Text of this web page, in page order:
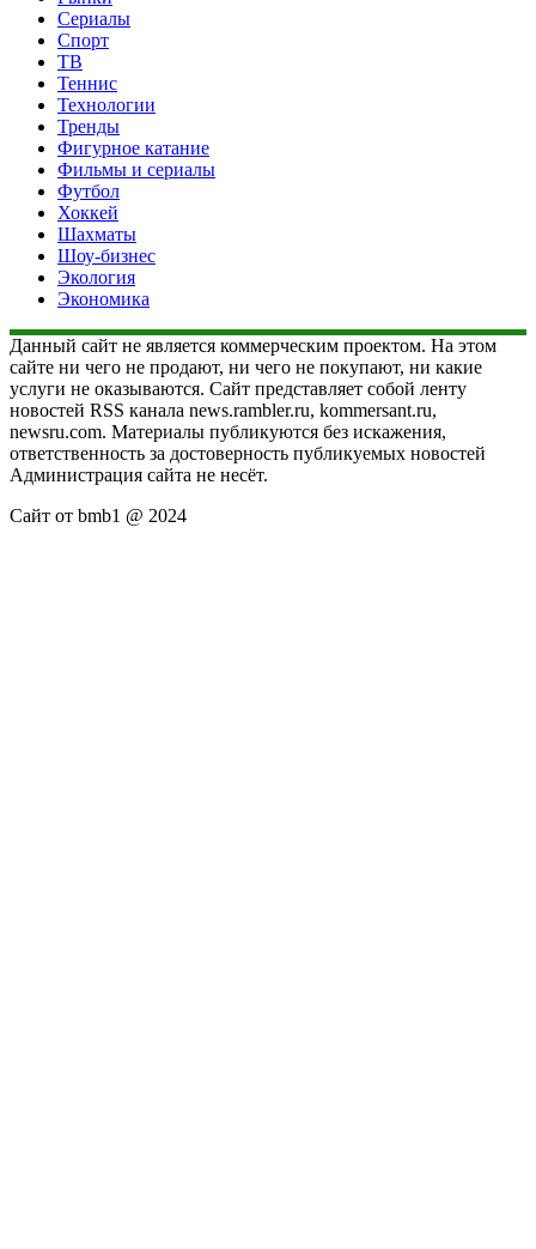
Сериалы
Спорт
ТВ
Теннис
Технологии
Тренды
Фигурное катание
Фильмы и сериалы
Футбол
Хоккей
Шахматы
Шоу-бизнес
Экология
Экономика
Данный сайт не является коммерческим проектом. На этом
сайте ни чего не продают, ни чего не покупают, ни какие
услуги не оказываются. Сайт представляет собой ленту
новостей RSS канала news.rambler.ru, kommersant.ru,
newsru.com. Материалы публикуются без искажения,
ответственность за достоверность публикуемых новостей
Администрация сайта не несёт.
Сайт от bmb1 @ 2024